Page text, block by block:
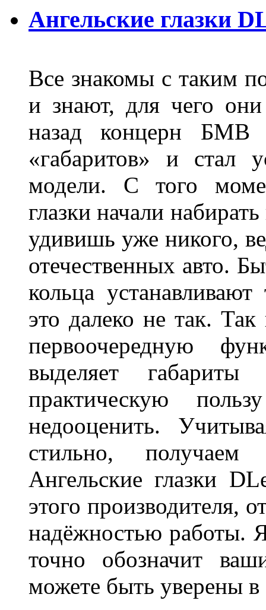
Ангельские глазки
Все знакомы с таким
и знают, для чего
назад концерн БМВ
«габаритов» и стал
модели. С того
глазки начали
удивишь уже никого,
отечественных авто.
кольца
это далеко не так. Так
первоочередную
выделяет
практическую
недооценить.
стильно,
Ангельские глазки
этого производителя,
надёжностью работы.
точно обозначит
можете быть уверены